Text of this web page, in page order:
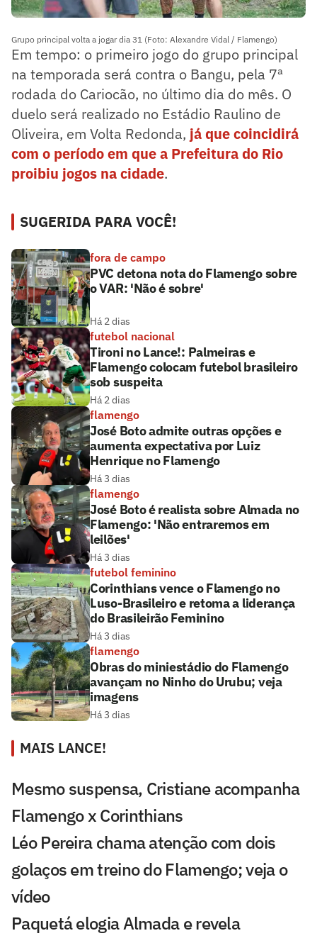
Grupo principal volta a jogar dia 31 (Foto: Alexandre Vidal / Flamengo)
Em tempo: o primeiro jogo do grupo principal
na temporada será contra o Bangu, pela 7ª
rodada do Cariocão, no último dia do mês. O
duelo será realizado no Estádio Raulino de
Oliveira, em Volta Redonda, já que coincidirá
com o período em que a Prefeitura do Rio
proibiu jogos na cidade.
SUGERIDA PARA VOCÊ!
fora de campo
PVC detona nota do Flamengo sobre
o VAR: 'Não é sobre'
Há 2 dias
futebol nacional
Tironi no Lance!: Palmeiras e
Flamengo colocam futebol brasileiro
sob suspeita
Há 2 dias
flamengo
José Boto admite outras opções e
aumenta expectativa por Luiz
Henrique no Flamengo
Há 3 dias
flamengo
José Boto é realista sobre Almada no
Flamengo: 'Não entraremos em
leilões'
Há 3 dias
futebol feminino
Corinthians vence o Flamengo no
Luso-Brasileiro e retoma a liderança
do Brasileirão Feminino
Há 3 dias
flamengo
Obras do miniestádio do Flamengo
avançam no Ninho do Urubu; veja
imagens
Há 3 dias
MAIS LANCE!
Mesmo suspensa, Cristiane acompanha
Flamengo x Corinthians
Léo Pereira chama atenção com dois
golaços em treino do Flamengo; veja o
vídeo
Paquetá elogia Almada e revela